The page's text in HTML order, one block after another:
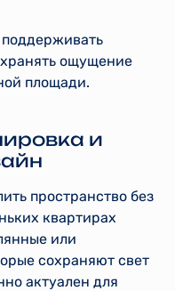
поддерживать
ощущение
площади.
и
пространство без
квартирах
или
сохраняют свет
актуален для